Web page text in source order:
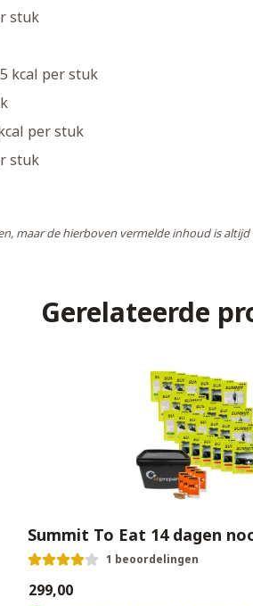
stuk
kcal per stuk
per stuk
stuk
maar de hierboven vermelde inhoud is altijd
Gerelateerde
Summit To Eat 14 dagen
1 beoordelingen
€299,00